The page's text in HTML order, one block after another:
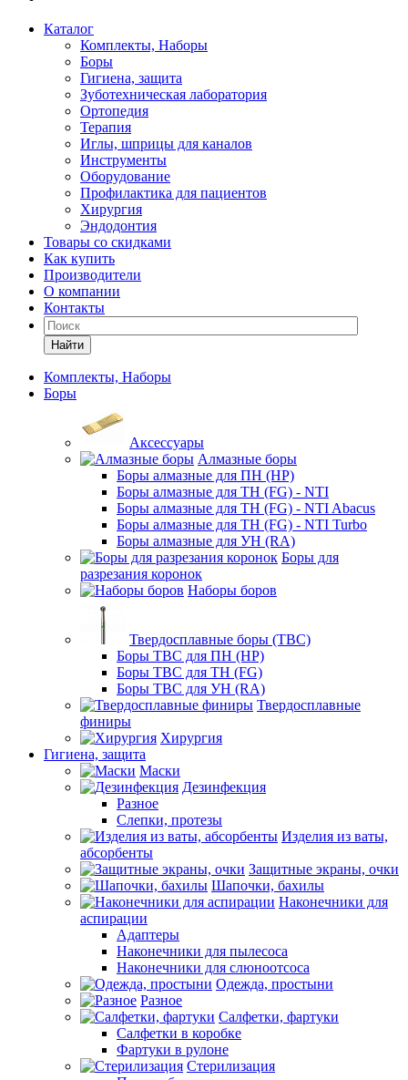
Каталог
Комплекты, Наборы
Боры
Гигиена, защита
Зуботехническая лаборатория
Ортопедия
Терапия
Иглы, шприцы для каналов
Инструменты
Оборудование
Профилактика для пациентов
Хирургия
Эндодонтия
Товары со скидками
Как купить
Производители
О компании
Контакты
Найти
Комплекты, Наборы
Боры
Аксессуары
Алмазные боры
Боры алмазные для ПН (HP)
Боры алмазные для ТН (FG) - NTI
Боры алмазные для ТН (FG) - NTI Abacus
Боры алмазные для ТН (FG) - NTI Turbo
Боры алмазные для УН (RA)
Боры для
разрезания коронок
Наборы боров
Твердосплавные боры (ТВС)
Боры ТВС для ПН (HP)
Боры ТВС для ТН (FG)
Боры ТВС для УН (RA)
Твердосплавные
финиры
Хирургия
Гигиена, защита
Маски
Дезинфекция
Разное
Слепки, протезы
Изделия из ваты,
абсорбенты
Защитные экраны, очки
Шапочки, бахилы
Наконечники для
аспирации
Адаптеры
Наконечники для пылесоса
Наконечники для слюноотсоса
Одежда, простыни
Разное
Салфетки, фартуки
Салфетки в коробке
Фартуки в рулоне
Стерилизация